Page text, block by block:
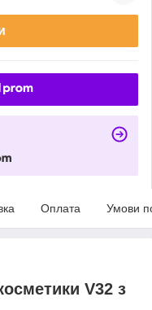
Оплата Умови
V32 з